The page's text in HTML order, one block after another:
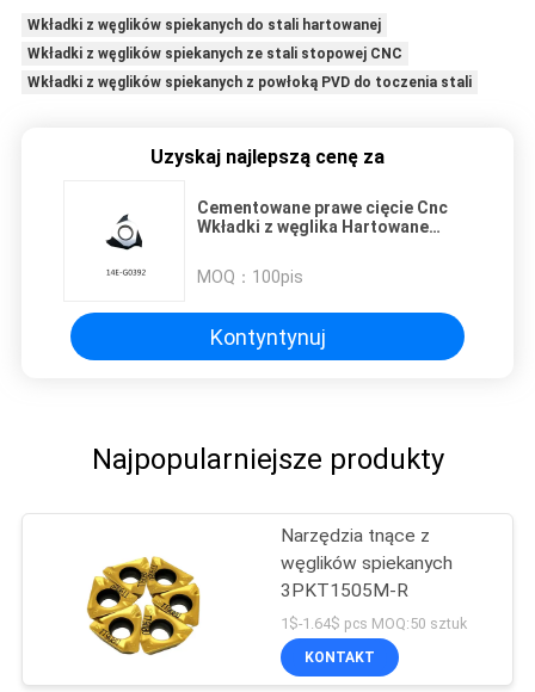
Wkładki z węglików spiekanych do stali hartowanej
Wkładki z węglików spiekanych ze stali stopowej CNC
Wkładki z węglików spiekanych z powłoką PVD do toczenia stali
Uzyskaj najlepszą cenę za
Cementowane prawe cięcie Cnc
Wkładki z węglika Hartowane
G0392
MOQ： 100pis
Kontyntynuj
Najpopularniejsze produkty
Narzędzia tnące z
węglików spiekanych
3PKT1505M-R
1$-1.64$ pcs MOQ:50 sztuk
KONTAKT